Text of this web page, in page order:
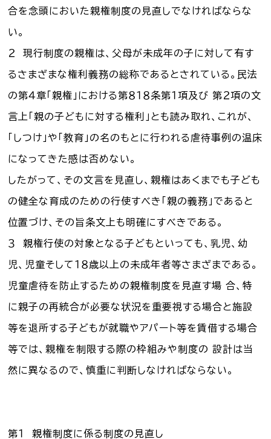
合を念頭においた親権制度の見直しでなければならな
い。
２ 現行制度の親権は、父母が未成年の子に対して有す
るさまざまな権利義務の総称であるとされている。民法
の第４章「親権」における第８１８条第１項及び 第２項の文
言上「親の子どもに対する権利」とも読み取れ、これが、
「しつけ」や「教育」の名のもとに行われる虐待事例の温床
になってきた感は否めない。
したがって、その文言を見直し、親権はあくまでも子ども
の健全な育成のための行使すべき「親の義務」であると
位置づけ、その旨条文上も明確にすべきである。
３ 親権行使の対象となる子どもといっても、乳児、幼
児、児童そして１８歳以上の未成年者等さまざまである。
児童虐待を防止するための親権制度を見直す場 合、特
に親子の再統合が必要な状況を重要視する場合と施設
等を退所する子どもが就職やアパート等を賃借する場合
等では、親権を制限する際の枠組みや制度の 設計は当
然に異なるので、慎重に判断しなければならない。
第１ 親権制度に係る制度の見直し